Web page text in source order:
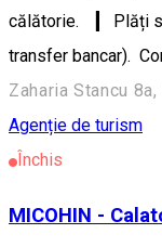
călătorie. ▎ Plăți
transfer bancar).
Zaharia Stancu
Agenție de turism
Închis
MICOHIN -